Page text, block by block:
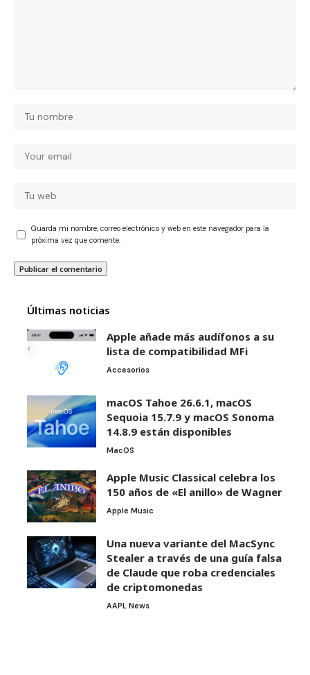
Guarda mi nombre, correo electrónico y web en este navegador para la
próxima vez que comente.
Últimas noticias
Apple añade más audífonos a su
lista de compatibilidad MFi
Accesorios
macOS Tahoe 26.6.1, macOS
Sequoia 15.7.9 y macOS Sonoma
14.8.9 están disponibles
MacOS
Apple Music Classical celebra los
150 años de «El anillo» de Wagner
Apple Music
Una nueva variante del MacSync
Stealer a través de una guía falsa
de Claude que roba credenciales
de criptomonedas
AAPL News